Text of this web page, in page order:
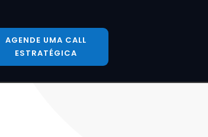
AGENDE UMA CALL
ESTRATÉGICA